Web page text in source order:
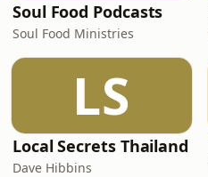
Soul Food Podcasts
Soul Food Ministries
LS
Local Secrets Thailand
Dave Hibbins